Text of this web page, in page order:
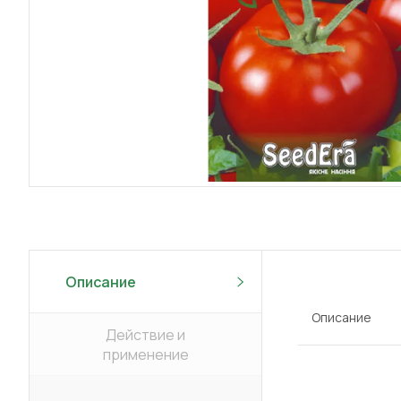
Описание
Действие и
применение
Описание